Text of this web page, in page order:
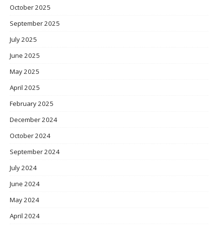
October 2025
September 2025
July 2025
June 2025
May 2025
April 2025
February 2025
December 2024
October 2024
September 2024
July 2024
June 2024
May 2024
April 2024